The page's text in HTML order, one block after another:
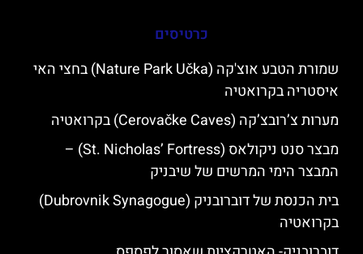
כרטיסים
שמורת הטבע אוצ'קה (Nature Park Učka) בחצי האי
איסטריה בקרואטיה
מערות צ’רובצ’קה (Cerovačke Caves) בקרואטיה
מבצר סנט ניקולאס (St. Nicholas’ Fortress) –
המבצר הימי המרשים של שיבניק
בית הכנסת של דוברובניק (Dubrovnik Synagogue)
בקרואטיה